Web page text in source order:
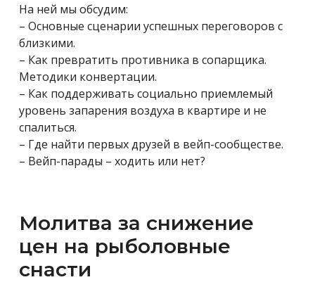
На ней мы обсудим:
– Основные сценарии успешных переговоров с
близкими.
– Как превратить противника в сопарщика.
Методики конвертации.
– Как поддерживать социально приемлемый
уровень запарения воздуха в квартире и не
спалиться.
– Где найти первых друзей в вейп-сообществе.
– Вейп-парады – ходить или нет?
Молитва за снижение
цен на рыболовные
снасти